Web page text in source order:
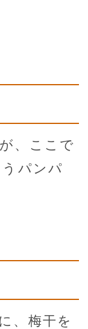
、ここで
パンパ
、梅干を